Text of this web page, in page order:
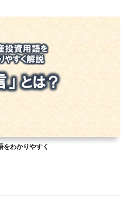
をわかりやすく